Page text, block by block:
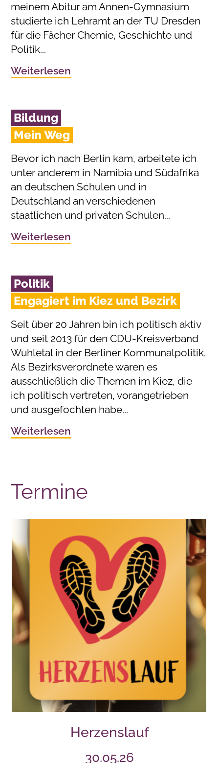
meinem Abitur am Annen-Gymnasium
studierte ich Lehramt an der TU Dresden
für die Fächer Chemie, Geschichte und
Politik...
Weiterlesen
Bildung
Mein Weg
Bevor ich nach Berlin kam, arbeitete ich
unter anderem in Namibia und Südafrika
an deutschen Schulen und in
Deutschland an verschiedenen
staatlichen und privaten Schulen...
Weiterlesen
Politik
Engagiert im Kiez und Bezirk
Seit über 20 Jahren bin ich politisch aktiv
und seit 2013 für den CDU-Kreisverband
Wuhletal in der Berliner Kommunalpolitik.
Als Bezirksverordnete waren es
ausschließlich die Themen im Kiez, die
ich politisch vertreten, vorangetrieben
und ausgefochten habe...
Weiterlesen
Termine
Herzenslauf
30.05.26